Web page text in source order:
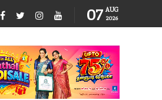
07 AUG
2026